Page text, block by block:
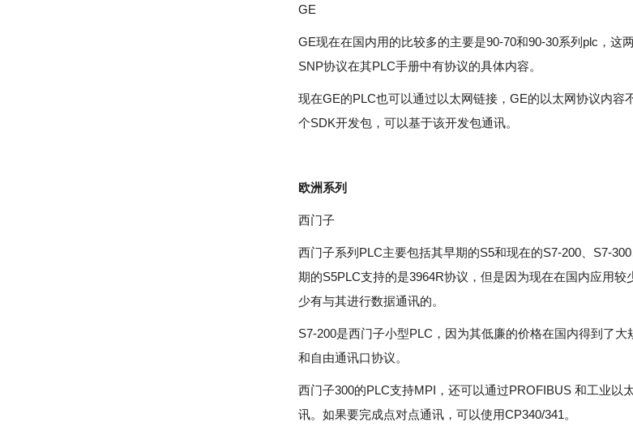
GE
GE现在在国内用的比较多的主要是90-70和90-30系列plc，这
SNP协议在其PLC手册中有协议的具体内容。
现在GE的PLC也可以通过以太网链接，GE的以太网协议内容
个SDK开发包，可以基于该开发包通讯。
欧洲系列
西门子
西门子系列PLC主要包括其早期的S5和现在的S7-200、S7-
期的S5PLC支持的是3964R协议，但是因为现在在国内应用较
少有与其进行数据通讯的。
S7-200是西门子小型PLC，因为其低廉的价格在国内得到了
和自由通讯口协议。
西门子300的PLC支持MPI，还可以通过PROFIBUS 和工业以
讯。如果要完成点对点通讯，可以使用CP340/341。